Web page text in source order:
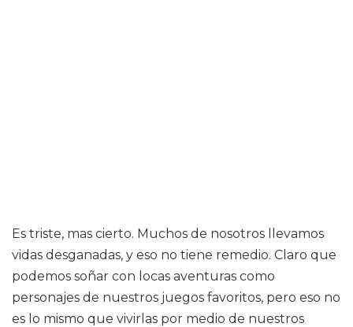
Es triste, mas cierto. Muchos de nosotros llevamos
vidas desganadas, y eso no tiene remedio. Claro que
podemos soñar con locas aventuras como
personajes de nuestros juegos favoritos, pero eso no
es lo mismo que vivirlas por medio de nuestros